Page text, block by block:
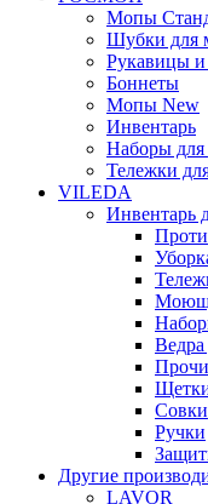
Мопы
Шубки для
Рукавицы и
Боннеты
Мопы New
Инвентарь
Наборы для
Тележки
VILEDA
Инвентарь
Ведра
Совки
Ручки
Другие
LAVOR